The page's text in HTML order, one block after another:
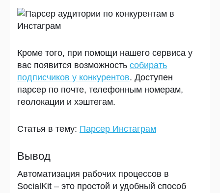
Кроме того, при помощи нашего сервиса у
вас появится возможность собирать
подписчиков у конкурентов. Доступен
парсер по почте, телефонным номерам,
геолокации и хэштегам.
Статья в тему: Парсер Инстаграм
Вывод
Автоматизация рабочих процессов в
SocialKit – это простой и удобный способ